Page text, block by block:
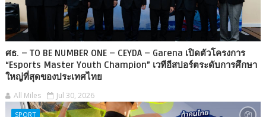
ศธ. – TO BE NUMBER ONE – CEYDA – Garena เปิดตัวโครงการ
“Esports Master Youth Champion” เวทีอีสปอร์ตระดับการศึกษา
ใหญ่ที่สุดของประเทศไทย
All Miles Jul 30, 2026
SPORT